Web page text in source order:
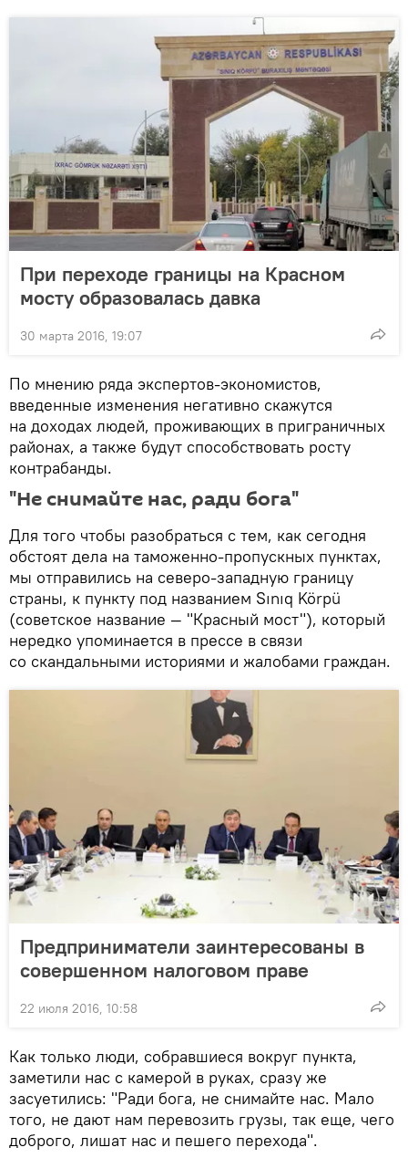
При переходе границы на Красном
мосту образовалась давка
30 марта 2016, 19:07
По мнению ряда экспертов-экономистов,
введенные изменения негативно скажутся
на доходах людей, проживающих в приграничных
районах, а также будут способствовать росту
контрабанды.
"Не снимайте нас, ради бога"
Для того чтобы разобраться с тем, как сегодня
обстоят дела на таможенно-пропускных пунктах,
мы отправились на северо-западную границу
страны, к пункту под названием Sınıq Körpü
(советское название — "Красный мост"), который
нередко упоминается в прессе в связи
со скандальными историями и жалобами граждан.
Предприниматели заинтересованы в
совершенном налоговом праве
22 июля 2016, 10:58
Как только люди, собравшиеся вокруг пункта,
заметили нас с камерой в руках, сразу же
засуетились: "Ради бога, не снимайте нас. Мало
того, не дают нам перевозить грузы, так еще, чего
доброго, лишат нас и пешего перехода".